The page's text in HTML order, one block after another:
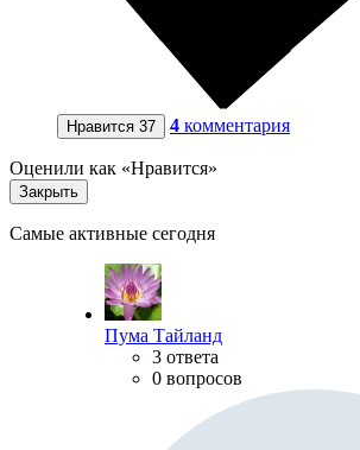
Нравится 37 4 комментария
Оценили как «Нравится»
Закрыть
Самые активные сегодня
Пума Тайланд
3 ответа
0 вопросов